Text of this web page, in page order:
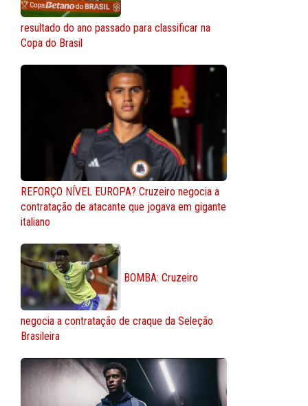
resultado do ano passado para classificar na
Copa do Brasil
REFORÇO NÍVEL EUROPA? Cruzeiro negocia a
contratação de atacante que jogava em gigante
italiano
BOMBA: Cruzeiro
negocia a contratação de craque da Seleção
Brasileira